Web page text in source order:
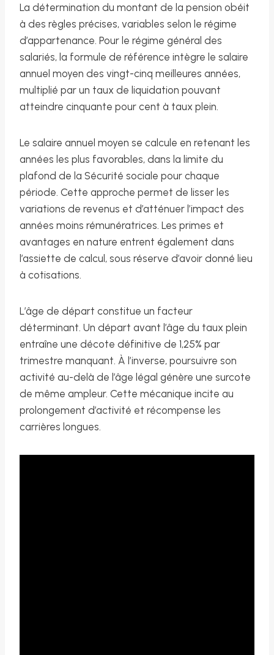
La détermination du montant de la pension obéit
à des règles précises, variables selon le régime
d’appartenance. Pour le régime général des
salariés, la formule de référence intègre le salaire
annuel moyen des vingt-cinq meilleures années,
multiplié par un taux de liquidation pouvant
atteindre cinquante pour cent à taux plein.
Le salaire annuel moyen se calcule en retenant les
années les plus favorables, dans la limite du
plafond de la Sécurité sociale pour chaque
période. Cette approche permet de lisser les
variations de revenus et d’atténuer l’impact des
années moins rémunératrices. Les primes et
avantages en nature entrent également dans
l’assiette de calcul, sous réserve d’avoir donné lieu
à cotisations.
L’âge de départ constitue un facteur
déterminant. Un départ avant l’âge du taux plein
entraîne une décote définitive de 1,25% par
trimestre manquant. À l’inverse, poursuivre son
activité au-delà de l’âge légal génère une surcote
de même ampleur. Cette mécanique incite au
prolongement d’activité et récompense les
carrières longues.